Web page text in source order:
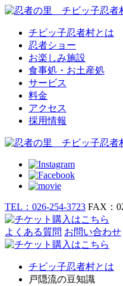
チビッ子忍者村とは
忍者ショー
お楽しみ施設
食事処・お土産処
サービス
料金
アクセス
採用情報
TEL：026-254-3723 FAX：
よくある質問 お問い合わせ
チビッ子忍者村とは
戸隠流の豆知識